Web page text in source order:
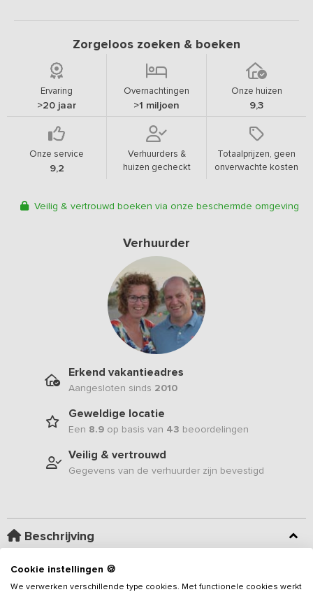
Zorgeloos zoeken & boeken
Ervaring
>20 jaar
Overnachtingen
>1 miljoen
Onze huizen
9,3
Onze service
9,2
Verhuurders &
huizen gecheckt
Totaalprijzen, geen
onverwachte kosten
Veilig & vertrouwd boeken via onze beschermde omgeving
Verhuurder
Erkend vakantieadres
Aangesloten sinds 2010
Geweldige locatie
Een 8.9 op basis van 43 beoordelingen
Veilig & vertrouwd
Gegevens van de verhuurder zijn bevestigd
Beschrijving
Dit sfeervolle 26-persoons
gemakken en ligt op korte afstand van verschillende
Cookie instellingen 🍪
We verwerken verschillende type cookies. Met functionele cookies werkt